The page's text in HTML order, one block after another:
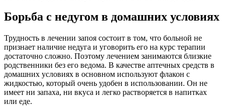
Борьба с недугом в домашних условиях
Трудность в лечении запоя состоит в том, что больной не
признает наличие недуга и уговорить его на курс терапии
достаточно сложно. Поэтому лечением занимаются близкие
родственники без его ведома. В качестве аптечных средств в
домашних условиях в основном используют флакон с
жидкостью, который очень удобен в использовании. Он не
имеет ни запаха, ни вкуса и легко растворяется в напитках
или еде.